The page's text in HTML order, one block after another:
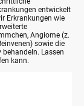
entwickelt
Erkrankungen wie
Angiome (z.
sowie die
Lassen
kann.